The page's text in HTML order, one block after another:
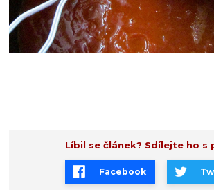
Líbil se článek? Sdílejte ho s
Facebook